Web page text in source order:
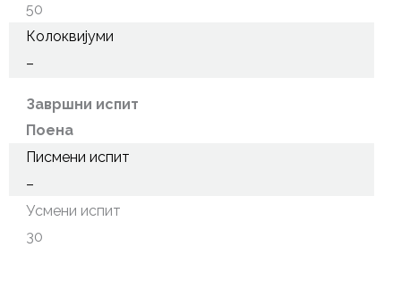
50
Колоквијуми
–
Завршни испит
Поена
Писмени испит
–
Усмени испит
30